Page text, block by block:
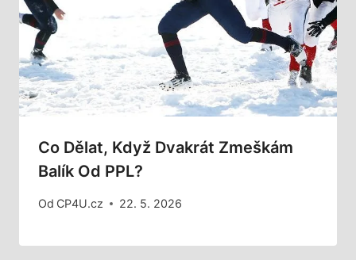
Co Dělat, Když Dvakrát Zmeškám
Balík Od PPL?
Od CP4U.cz 22. 5. 2026